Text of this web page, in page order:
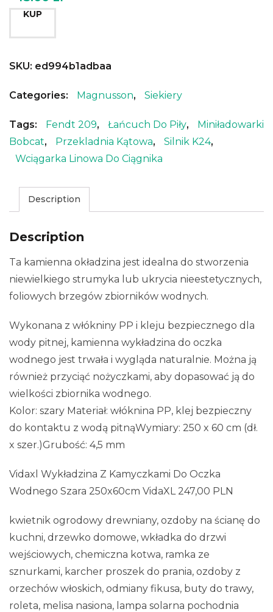
KUP
SKU: ed994b1adbaa
Categories: Magnusson, Siekiery
Tags: Fendt 209, Łańcuch Do Piły,
Miniładowarki
Bobcat, Przekladnia Kątowa, Silnik K24,
Wciągarka Linowa Do Ciągnika
Description
Description
Ta kamienna okładzina jest idealna do stworzenia
niewielkiego strumyka lub ukrycia nieestetycznych,
foliowych brzegów zbiorników wodnych.
Wykonana z włókniny PP i kleju bezpiecznego dla
wody pitnej, kamienna wykładzina do oczka
wodnego jest trwała i wygląda naturalnie. Można ją
również przyciąć nożyczkami, aby dopasować ją do
wielkości zbiornika wodnego.
Kolor: szary Materiał: włóknina PP, klej bezpieczny
do kontaktu z wodą pitnąWymiary: 250 x 60 cm (dł.
x szer.)Grubość: 4,5 mm
Vidaxl Wykładzina Z Kamyczkami Do Oczka
Wodnego Szara 250x60cm VidaXL 247,00 PLN
kwietnik ogrodowy drewniany, ozdoby na ścianę do
kuchni, drzewko domowe, wkładka do drzwi
wejściowych, chemiczna kotwa, ramka ze
sznurkami, karcher proszek do prania, ozdoby z
orzechów włoskich, odmiany fikusa, buty do trawy,
roleta, melisa nasiona, lampa solarna pochodnia